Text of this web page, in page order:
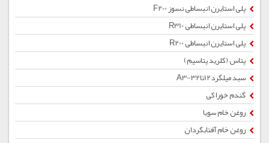
پلی استایرن انبساطی نسوز F200
پلی استایرن انبساطی R310
پلی استایرن انبساطی R200
پتاس (کلرید پتاسیم)
سبد میلگرد12تا32-A3
گندم خوراکی
روغن خام سویا
روغن خام آفتابگردان